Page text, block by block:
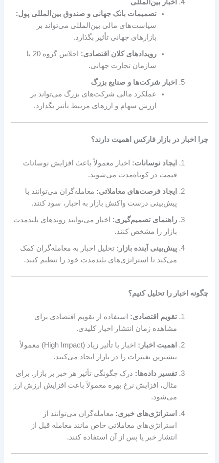
اخبار بین‌المللی
تصمیمات بانک جهانی و صندوق بین‌المللی پول:
سیاست‌های مالی بین‌المللی می‌تواند بر
بازارهای جهانی تأثیر بگذارد.
رویدادهای کلان اقتصادی:
اجلاس گروه 20 یا
سازمان تجارت جهانی.
اخبار شرکت‌ها و صنایع بزرگ
عملکرد مالی شرکت‌های بزرگ می‌تواند بر
ارزش سهام و ارزهای مرتبط تأثیر بگذارد.
چرا اخبار در بازار فارکس اهمیت دارند؟
ایجاد نوسانات: اخبار معمولاً باعث افزایش نوسانات
قیمت در کوتاه‌مدت می‌شوند.
ایجاد فرصت‌های معاملاتی: معامله‌گران می‌توانند با
پیش‌بینی درست واکنش بازار به اخبار، سود کنند.
راهنمای تصمیم‌گیری: اخبار می‌توانند روندهای بلندمدت
بازار را مشخص کنند.
پیش‌بینی آینده بازار: تحلیل اخبار به معامله‌گران کمک
می‌کند تا استراتژی‌های بلندمدت خود را تنظیم کنند.
چگونه اخبار را تحلیل کنیم؟
تقویم اقتصادی: استفاده از تقویم اقتصادی برای
مشاهده زمان انتشار اخبار کلیدی.
اهمیت اخبار:
اخبار با تأثیر زیاد (High Impact) معمولاً
بیشترین تغییرات را در بازار ایجاد می‌کنند.
تفسیر داده‌ها: درک چگونگی تأثیر هر خبر بر بازار. برای
مثال، افزایش نرخ بهره معمولاً باعث افزایش ارزش ارز
می‌شود.
استراتژی‌های خبری: معامله‌گران می‌توانند از
استراتژی‌های معاملاتی خاص مانند معامله قبل از
انتشار خبر یا پس از آن استفاده کنند.